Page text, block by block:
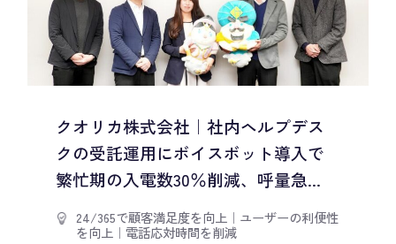
クオリカ株式会社｜社内ヘルプデス
クの受託運用にボイスボット導入で
繁忙期の入電数30％削減、呼量急...
24/365で顧客満足度を向上 ｜ ユーザーの利便性
を向上 ｜ 電話応対時間を削減